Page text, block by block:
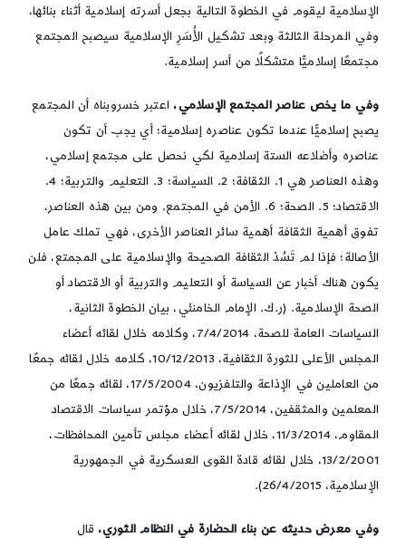
الإسلامية ليقوم في الخطوة التالية بجعل أسرته إسلامية أثناء بنائها،
وفي المرحلة الثالثة وبعد تشكيل الأُسَرِ الإسلامية سيصبح المجتمع
مجتمعًا إسلاميًّا متشكلًا من أسر إسلامية.
وفي ما يخص عناصر المجتمع الإسلامي، اعتبر خسروبناه أن المجتمع
يصبح إسلاميًّا عندما تكون عناصره إسلامية؛ أي يجب أن تكون
عناصره وأضلاعه الستة إسلامية لكي نحصل على مجتمع إسلامي،
وهذه العناصر هي 1. الثقافة؛ 2. السياسة؛ 3. التعليم والتربية؛ 4.
الاقتصاد؛ 5. الصحة؛ 6. الأمن في المجتمع. ومن بين هذه العناصر،
تفوق أهمية الثقافة أهمية سائر العناصر الأخرى، فهي تملك عامل
الأصالة؛ فإذا لم تَسُدْ الثقافة الصحيحة والإسلامية على المجمتع، فلن
يكون هناك أخبار عن السياسة أو التعليم والتربية أو الاقتصاد أو
الصحة الإسلامية. (ر.ك. الإمام الخامنئي، بيان الخطوة الثانية،
السياسات العامة للصحة، 7/4/2014، وكلامه خلال لقائه أعضاء
المجلس الأعلى للثورة الثقافية، 10/12/2013، كلامه خلال لقائه جمعًا
من العاملين في الإذاعة والتلفزيون، 17/5/2004، لقائه جمعًا من
المعلمين والمثقفين، 7/5/2014، خلال مؤتمر سياسات الاقتصاد
المقاوم، 11/3/2014، خلال لقائه أعضاء مجلس تأمين المحافظات،
13/2/2001، خلال لقائه قادة القوى العسكرية في الجمهورية
الإسلامية، 26/4/2015).
وفي معرض حديثه عن بناء الحضارة في النظام الثوري، قال